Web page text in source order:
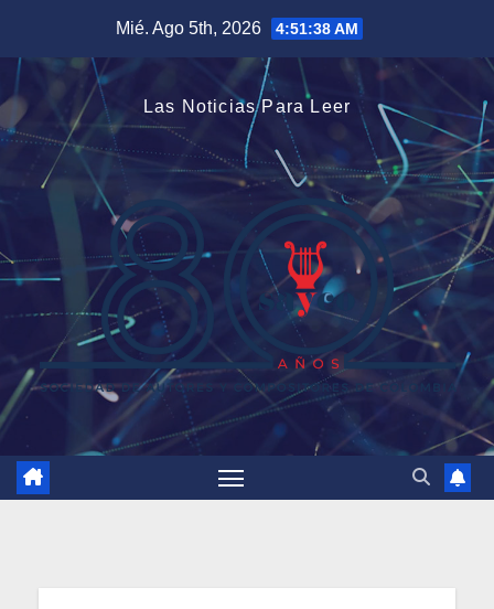
contenido
Mié. Ago 5th, 2026 4:51:39 AM
Las Noticias Para Leer